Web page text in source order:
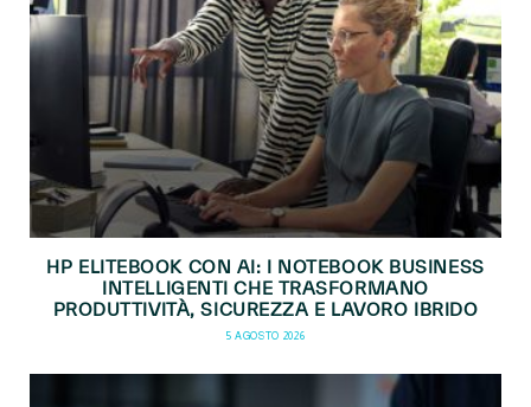
HP ELITEBOOK CON AI: I NOTEBOOK BUSINESS
INTELLIGENTI CHE TRASFORMANO
PRODUTTIVITÀ, SICUREZZA E LAVORO IBRIDO
5 AGOSTO 2026